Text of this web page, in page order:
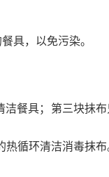
具，以免污染。
餐具；第三块抺
循环清洁消毒抹布